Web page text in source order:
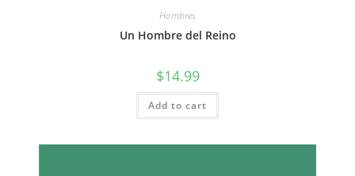
Hombres
Un Hombre del Reino
$14.99
Add to cart